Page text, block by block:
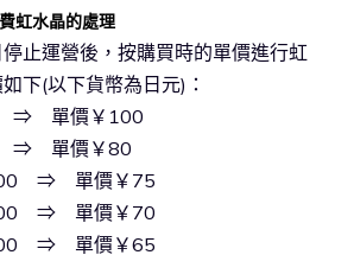
虹水晶的處理
止運營後，按購買時的單價進行虹
下(以下貨幣為日元)：
⇒ 單價￥100
⇒ 單價￥80
⇒ 單價￥75
⇒ 單價￥70
⇒ 單價￥65